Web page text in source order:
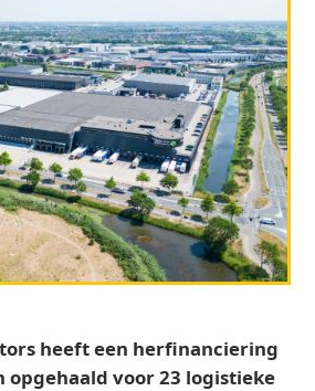
heeft een herfinanciering
opgehaald voor 23 logistieke